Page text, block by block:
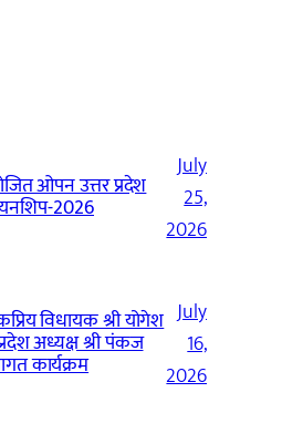
ओपन उत्तर प्रदेश
2026
July
25,
2026
विधायक श्री योगेश
अध्यक्ष श्री पंकज
कार्यक्रम
July
16,
2026